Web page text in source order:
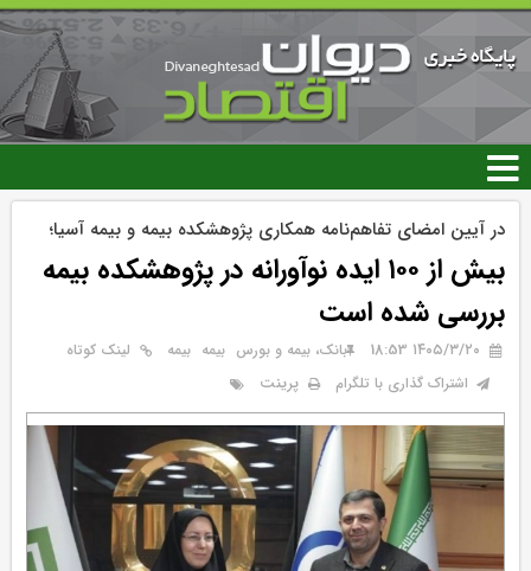
رفتن
محتوای
اصلی
در آیین امضای تفاهم‌نامه همکاری پژوهشکده بیمه و بیمه آسیا؛
بیش از ۱۰۰ ایده نوآورانه در پژوهشكده بیمه
بررسی شده است
۱۴۰۵/۳/۲۰ 18:53 بانک، بیمه و بورس بيمه بیمه
لینک کوتاه
اشتراک گذاری با تلگرام
پرینت